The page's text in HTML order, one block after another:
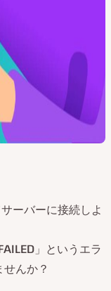
ーバーに接続しよ
」というエラ
んか？